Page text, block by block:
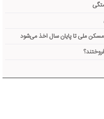
مسکن ملی تا پایان سال اخذ می‌شود